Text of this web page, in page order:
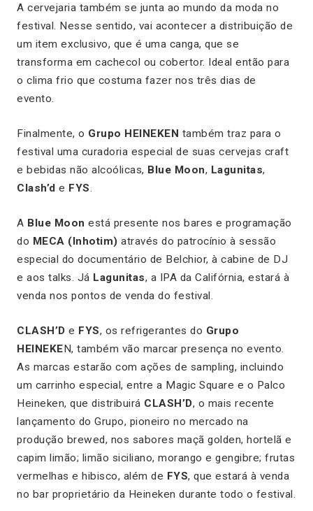
A cervejaria também se junta ao mundo da moda no
festival. Nesse sentido, vai acontecer a distribuição de
um item exclusivo, que é uma canga, que se
transforma em cachecol ou cobertor. Ideal então para
o clima frio que costuma fazer nos três dias de
evento.
Finalmente, o Grupo HEINEKEN também traz para o
festival uma curadoria especial de suas cervejas craft
e bebidas não alcoólicas, Blue Moon, Lagunitas,
Clash’d e FYS.
A Blue Moon está presente nos bares e programação
do MECA (Inhotim) através do patrocínio à sessão
especial do documentário de Belchior, à cabine de DJ
e aos talks. Já Lagunitas, a IPA da Califórnia, estará à
venda nos pontos de venda do festival.
CLASH’D e FYS, os refrigerantes do Grupo
HEINEKEN, também vão marcar presença no evento.
As marcas estarão com ações de sampling, incluindo
um carrinho especial, entre a Magic Square e o Palco
Heineken, que distribuirá CLASH’D, o mais recente
lançamento do Grupo, pioneiro no mercado na
produção brewed, nos sabores maçã golden, hortelã e
capim limão; limão siciliano, morango e gengibre; frutas
vermelhas e hibisco, além de FYS, que estará à venda
no bar proprietário da Heineken durante todo o festival.